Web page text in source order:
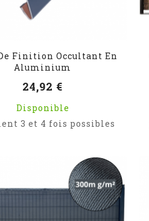
Finition Occultant En
Aluminium
24,92 €
Disponible
3 et 4 fois possibles